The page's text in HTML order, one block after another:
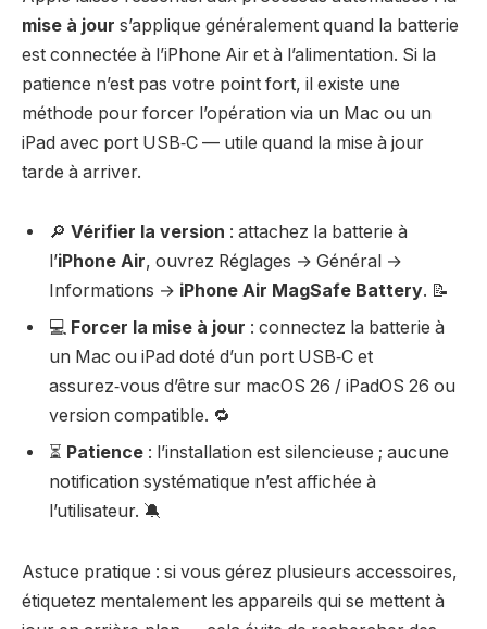
mise à jour s’applique généralement quand la batterie
est connectée à l’iPhone Air et à l’alimentation. Si la
patience n’est pas votre point fort, il existe une
méthode pour forcer l’opération via un Mac ou un
iPad avec port USB‑C — utile quand la mise à jour
tarde à arriver.
🔎 Vérifier la version : attachez la batterie à
l’iPhone Air, ouvrez Réglages → Général →
Informations → iPhone Air MagSafe Battery. 📝
💻 Forcer la mise à jour : connectez la batterie à
un Mac ou iPad doté d’un port USB‑C et
assurez‑vous d’être sur macOS 26 / iPadOS 26 ou
version compatible. 🔁
⏳ Patience : l’installation est silencieuse ; aucune
notification systématique n’est affichée à
l’utilisateur. 🔕
Astuce pratique : si vous gérez plusieurs accessoires,
étiquetez mentalement les appareils qui se mettent à